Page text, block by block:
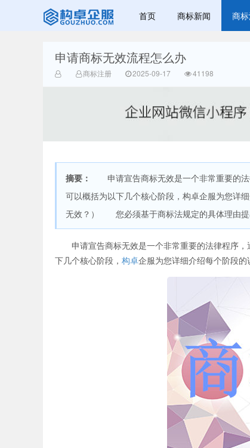
赣州兰之新知
首页 商标新闻 商
申请商标无效流程怎么办
商标注册 2025-09-17 41198
摘要：
申请宣告商标无效是一个非常重要的法
可以概括为以下几个核心阶段，构卓企服为您
无效？） 您必须基于商标法规定的具体理由
申请宣告商标无效是一个非常重要的法律程序，
下几个核心阶段， 构卓企服为您详细介绍每个阶段的